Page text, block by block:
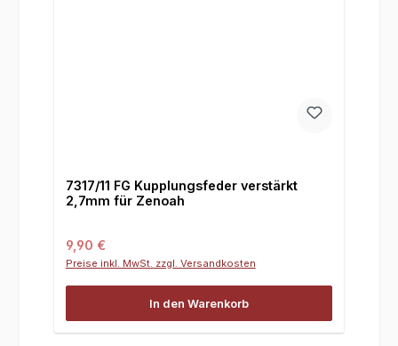
7317/11 FG Kupplungsfeder verstärkt
2,7mm für Zenoah
Regulärer Preis:
9,90 €
Preise inkl. MwSt. zzgl. Versandkosten
In den Warenkorb